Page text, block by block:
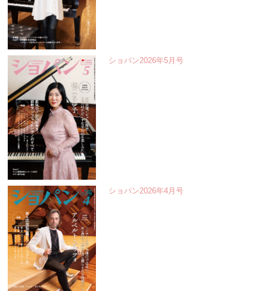
ショパン2026年5月号
ショパン2026年4月号